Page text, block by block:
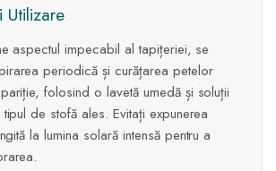
Utilizare
aspectul impecabil al tapițeriei, se
periodică și curățarea petelor
folosind o lavetă umedă și soluții
de stofă ales. Evitați expunerea
la lumina solară intensă pentru a